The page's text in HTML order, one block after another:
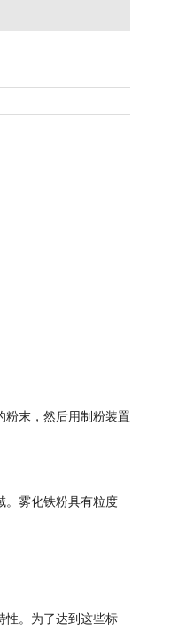
粉末，然后用制粉装置
。雾化铁粉具有粒度
性。为了达到这些标